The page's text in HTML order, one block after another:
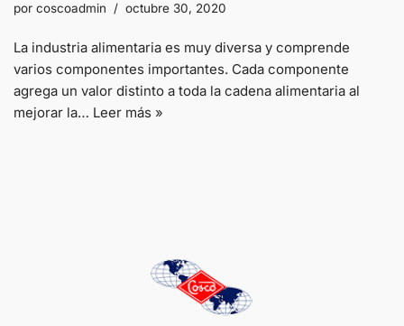
por coscoadmin octubre 30, 2020
La industria alimentaria es muy diversa y comprende
varios componentes importantes. Cada componente
agrega un valor distinto a toda la cadena alimentaria al
mejorar la… Leer más »